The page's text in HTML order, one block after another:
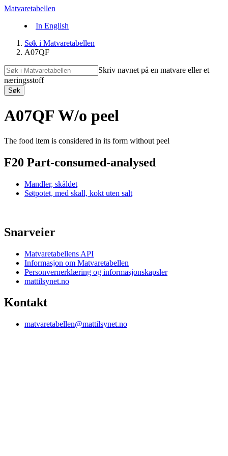
Matvaretabellen
In English
Søk i Matvaretabellen
A07QF
Skriv navnet på en matvare eller et
næringsstoff
Søk
A07QF W/o peel
The food item is considered in its form without peel
F20 Part-consumed-analysed
Mandler, skåldet
Søtpotet, med skall, kokt uten salt
Snarveier
Matvaretabellens API
Informasjon om Matvaretabellen
Personvernerklæring og informasjonskapsler
mattilsynet.no
Kontakt
matvaretabellen@mattilsynet.no